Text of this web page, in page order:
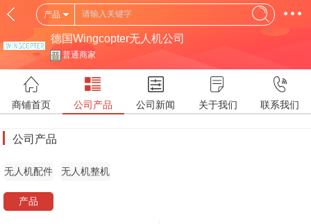
产品
德国Wingcopter无人机公司
普通商家
商铺首页 公司产品 公司新闻 关于我们 联系我们
公司产品
无人机配件 无人机整机
产品